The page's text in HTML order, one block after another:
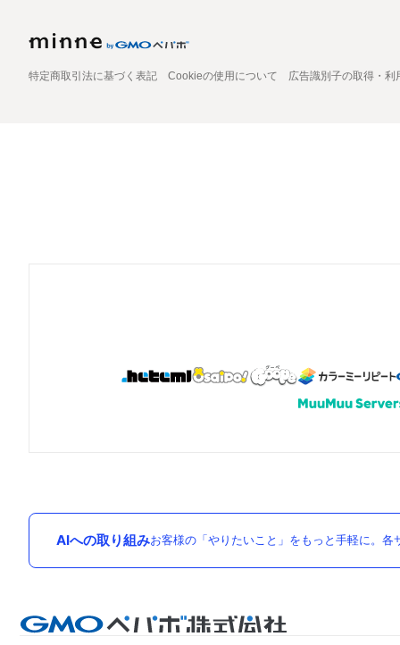
特定商取引法に基づく表記 Cookieの使用について 広告識別子の取得・利
AIへの取り組みお客様の「やりたいこと」をもっと手軽に。